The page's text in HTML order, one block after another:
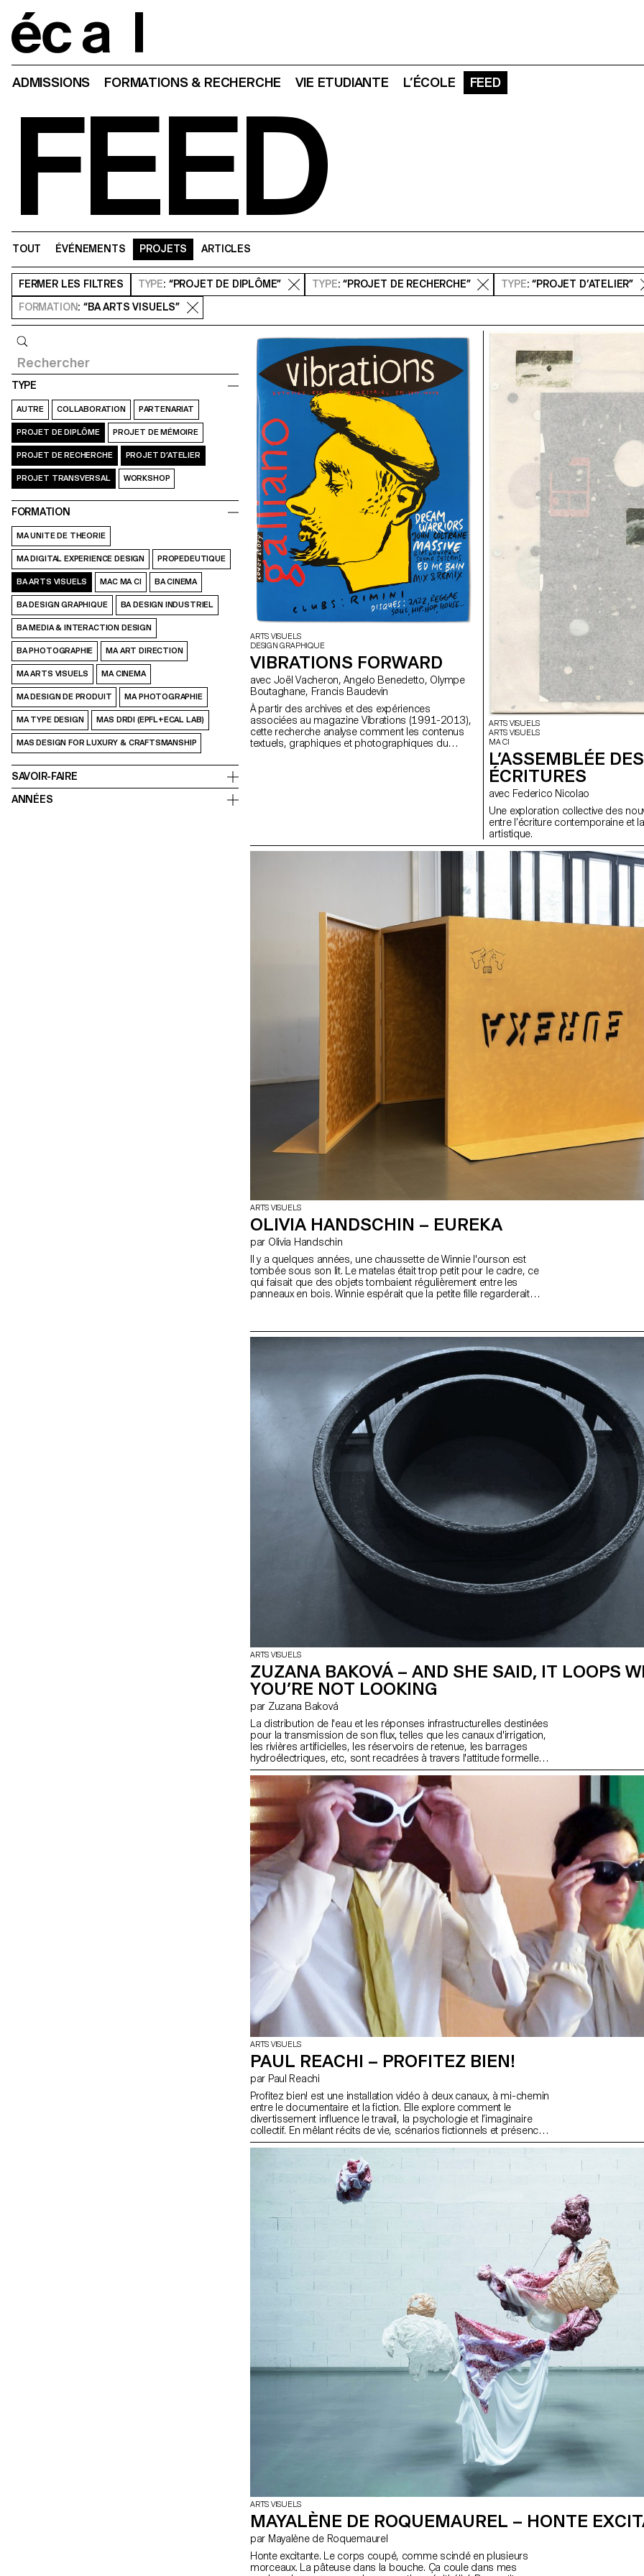
ADMISSIONS FORMATIONS & RECHERCHE VIE ETUDIANTE L’ÉCOLE FEED
FEED
TOUT ÉVÉNEMENTS PROJETS ARTICLES
FERMER LES FILTRES TYPE: “PROJET DE DIPLÔME” TYPE: “PROJET DE RECHERCHE” TYPE: “PROJET D’ATELIER”
FORMATION: “BA ARTS VISUELS”
TYPE
AUTRE COLLABORATION PARTENARIAT
PROJET DE DIPLÔME PROJET DE MÉMOIRE
PROJET DE RECHERCHE PROJET D’ATELIER
PROJET TRANSVERSAL WORKSHOP
FORMATION
MA UNITE DE THEORIE
MA DIGITAL EXPERIENCE DESIGN PROPEDEUTIQUE
BA ARTS VISUELS MAC MA CI BA CINEMA
BA DESIGN GRAPHIQUE BA DESIGN INDUSTRIEL
BA MEDIA & INTERACTION DESIGN
BA PHOTOGRAPHIE MA ART DIRECTION
MA ARTS VISUELS MA CINEMA
MA DESIGN DE PRODUIT MA PHOTOGRAPHIE
MA TYPE DESIGN MAS DRDI (EPFL+ECAL LAB)
MAS DESIGN FOR LUXURY & CRAFTSMANSHIP
SAVOIR-FAIRE
ANNÉES
ARTS VISUELS
DESIGN GRAPHIQUE
VIBRATIONS FORWARD
avec Joël Vacheron, Angelo Benedetto, Olympe
Boutaghane, Francis Baudevin
À partir des archives et des expériences
associées au magazine Vibrations (1991-2013),
cette recherche analyse comment les contenus
textuels, graphiques et photographiques du
ARTS VISUELS
ARTS VISUELS
MA CI
L’ASSEMBLÉE DES
ÉCRITURES
avec Federico Nicolao
Une exploration collective des
entre l’écriture contemporaine et
artistique.
ARTS VISUELS
OLIVIA HANDSCHIN – EUREKA
par Olivia Handschin
Il y a quelques années, une chaussette de Winnie l'ourson est
tombée sous son lit. Le matelas était trop petit pour le cadre, ce
qui faisait que des objets tombaient régulièrement entre les
panneaux en bois. Winnie espérait que la petite fille regarderait
un endroit particulier, un lieu qui collecte tous ces petits objets
oubliés qui glissent entre les panneaux—une sorte de portail vers
un royaume oublié, enfoui sous la poussière et des boîtes de
rangement anciennes. C'était le pire sort qu'un objet domestique
puisse endurer—une sorte de limbes—et selon la maison, il pouvait
s'écouler beaucoup de temps avant d'être retrouvé, si jamais on
vous retrouve un jour.
ARTS VISUELS
ZUZANA BAKOVÁ – AND SHE SAID, IT LOOPS
YOU’RE NOT LOOKING
par Zuzana Baková
La distribution de l'eau et les réponses infrastructurelles destinées
pour la transmission de son flux, telles que les canaux d'irrigation,
les rivières artificielles, les réservoirs de retenue, les barrages
hydroélectriques, etc, sont recadrées à travers l'attitude formelle
de la sculpture circulaire, contenant de l'eau. Ceci est un discours
sur le contrôle, l'allocation et l'accès à la ressource. Les formes et
les mouvements circulaires font allusion à des constructions
temporelles telles que les boucles, les capsules temporelles et
l'atemporalité. Le temps et l'espace sont traités comme des
variables dans cette équation.
ARTS VISUELS
PAUL REACHI – PROFITEZ BIEN!
par Paul Reachi
Profitez bien! est une installation vidéo à deux canaux, à mi-chemin
entre le documentaire et la fiction. Elle explore comment le
divertissement influence le travail, la psychologie et l’imaginaire
collectif. En mêlant récits de vie, scénarios fictionnels et présence
animale, elle interroge les attitudes générationnelles et culturelles
face à la passion, au travail et au sens de l’existence. Tournée sur
les côtes méditerranéennes et lémaniques — où loisirs et labeur se
confondent — l’œuvre examine des réalités superposées. Le
format à deux canaux saisit cette simultanéité tout en proposant un
matériel à la fois hi-fi et lo-fi, reflétant une expérience fragmentée et
ARTS VISUELS
MAYALÈNE DE ROQUEMAUREL – HONTE
par Mayalène de Roquemaurel
Honte excitante. Le corps coupé, comme scindé en plusieurs
morceaux. La pâteuse dans la bouche. Ça coule dans mes